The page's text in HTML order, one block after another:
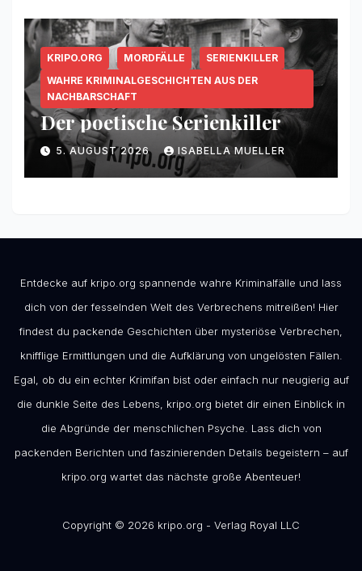
KRIPO.ORG MORDFÄLLE
SERIENKILLER
WAHRE KRIMINALGESCHICHTEN AUS DER
NACHBARSCHAFT
Der poetische Serienkiller
5. AUGUST 2026 ISABELLA MUELLER
Entdecke auf kripo.org spannende wahre Kriminalfälle und lass
dich von der fesselnden Welt des Verbrechens mitreißen! Hier
findest du packende Geschichten über mysteriöse Verbrechen,
knifflige Ermittlungen und die Aufklärung von ungelösten Fällen.
Egal, ob du ein echter Krimifan bist oder einfach nur neugierig auf
die dunkle Seite des Lebens, kripo.org bietet dir einen Einblick in
die Abgründe der menschlichen Psyche. Lass dich von
packenden Berichten und faszinierenden Details begeistern – auf
kripo.org wartet das nächste große Abenteuer!
Copyright © 2026 kripo.org - Verlag Royal LLC